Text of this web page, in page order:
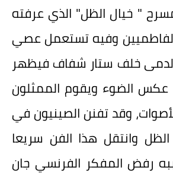
" خيال الظل" الذي عرفته
وفيه تستعمل عصي
خلف ستار شفاف فيظهر
عكس الضوء ويقوم الممثلون
وقد تفنن الصينيون في
وانتقل هذا الفن سريعا
رفض المفكر الفرنسي جان